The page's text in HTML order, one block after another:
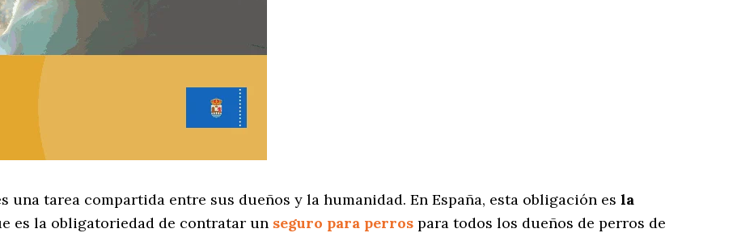
una tarea compartida entre sus dueños y la humanidad. En España, esta obligación es la
es la obligatoriedad de contratar un seguro para perros para todos los dueños de perros de